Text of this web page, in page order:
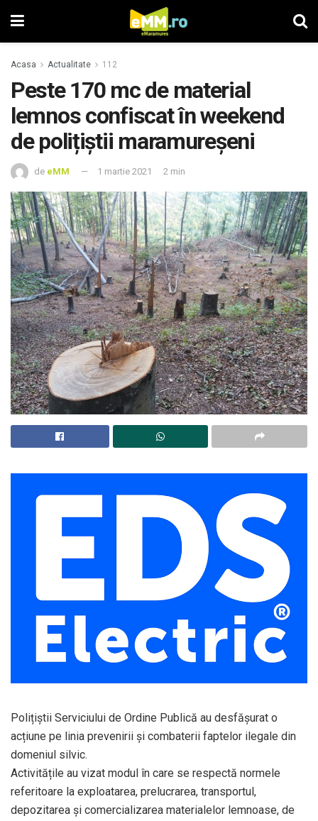
Acasa Actualitate 112
Peste 170 mc de material
lemnos confiscat în weekend
de polițiștii maramureșeni
de eMM 1 martie 2021 2 min
Polițiștii Serviciului de Ordine Publică au desfășurat o
acțiune pe linia prevenirii şi combaterii faptelor ilegale din
domeniul silvic.
Activitățile au vizat modul în care se respectă normele
referitoare la exploatarea, prelucrarea, transportul,
depozitarea și comercializarea materialelor lemnoase, de